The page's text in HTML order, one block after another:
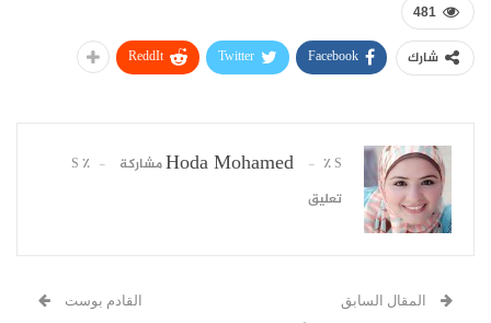
481
شارك Facebook
Twitter
ReddIt
Hoda Mohamed ٪ S مشاركة
٪ S
تعليق
المقال السابق القادم بوست